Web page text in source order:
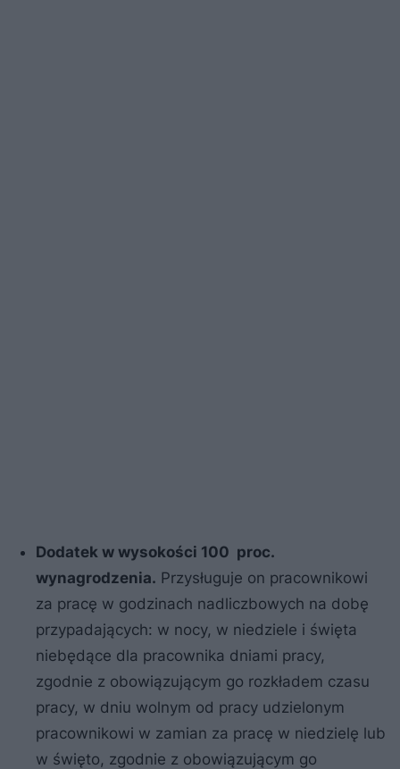
Dodatek w wysokości 100 proc.
wynagrodzenia. Przysługuje on pracownikowi
za pracę w godzinach nadliczbowych na dobę
przypadających: w nocy, w niedziele i święta
niebędące dla pracownika dniami pracy,
zgodnie z obowiązującym go rozkładem czasu
pracy, w dniu wolnym od pracy udzielonym
pracownikowi w zamian za pracę w niedzielę lub
w święto, zgodnie z obowiązującym go